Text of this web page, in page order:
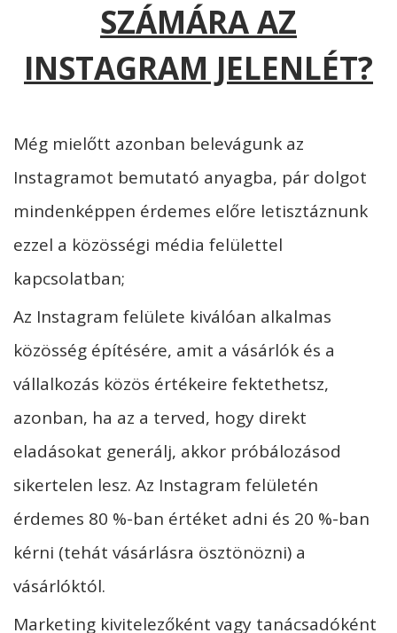
SZÁMÁRA AZ
INSTAGRAM JELENLÉT?
Még mielőtt azonban belevágunk az
Instagramot bemutató anyagba, pár dolgot
mindenképpen érdemes előre letisztáznunk
ezzel a közösségi média felülettel
kapcsolatban;
Az Instagram felülete kiválóan alkalmas
közösség építésére, amit a vásárlók és a
vállalkozás közös értékeire fektethetsz,
azonban, ha az a terved, hogy direkt
eladásokat generálj, akkor próbálozásod
sikertelen lesz. Az Instagram felületén
érdemes 80 %-ban értéket adni és 20 %-ban
kérni (tehát vásárlásra ösztönözni) a
vásárlóktól.
Marketing kivitelezőként vagy tanácsadóként